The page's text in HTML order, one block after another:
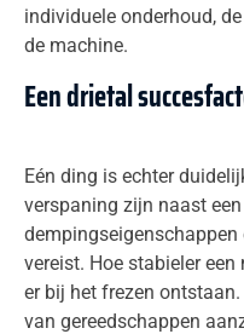
individuele onderhoud,
de machine.
Een drietal
Eén ding is echter
verspaning zijn naast
vereist. Hoe stabieler
er bij het frezen
van gereedschappen